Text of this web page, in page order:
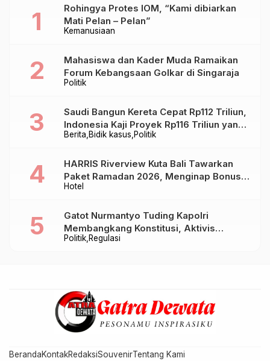
Kemanusiaan
Rohingya Protes IOM, “Kami dibiarkan
Mati Pelan – Pelan”
Politik
Mahasiswa dan Kader Muda Ramaikan
Forum Kebangsaan Golkar di Singaraja
Berita Bidik kasus Politik
Saudi Bangun Kereta Cepat Rp112 Triliun,
Indonesia Kaji Proyek Rp116 Triliun yang
Baru Sampai Bandung
Hotel
HARRIS Riverview Kuta Bali Tawarkan
Paket Ramadan 2026, Menginap Bonus
Takjil hingga Bukber Mulai Rp88.888
Politik Regulasi
Gatot Nurmantyo Tuding Kapolri
Membangkang Konstitusi, Aktivis
Tegaskan Polri Tak Punya Sejarah
BerandaKontakRedaksiSouvenirTentang Kami